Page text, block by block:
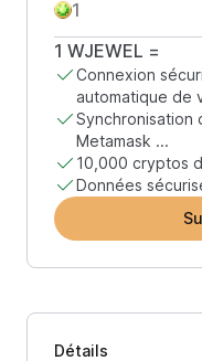
1 WJEWEL =
Connexion
automatique de
Synchronisation
Metamask ...
10,000 cryptos
Données
Détails